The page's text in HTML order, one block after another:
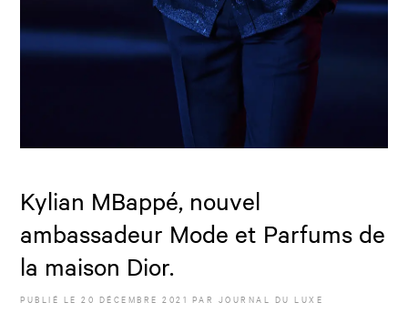
Kylian MBappé, nouvel
ambassadeur Mode et Parfums de
la maison Dior.
PUBLIÉ LE20 DÉCEMBRE 2021 PAR JOURNAL DU LUXE